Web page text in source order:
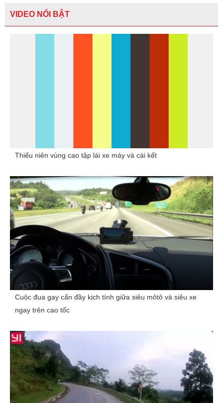
VIDEO NỔI BẬT
Thiếu niên vùng cao tập lái xe máy và cái kết
Cuộc đua gay cấn đầy kịch tính giữa siêu môtô và siêu xe
ngay trên cao tốc